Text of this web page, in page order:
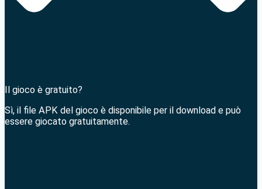
Il gioco è gratuito?
Sì, il file APK del gioco è disponibile per il download e può
essere giocato gratuitamente.